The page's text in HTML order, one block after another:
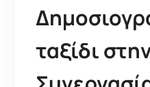
ταξίδι